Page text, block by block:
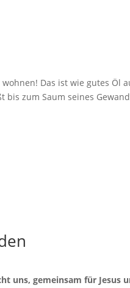
Das ist wie gutes Öl
zum Saum seines
uns, gemeinsam für Jesus